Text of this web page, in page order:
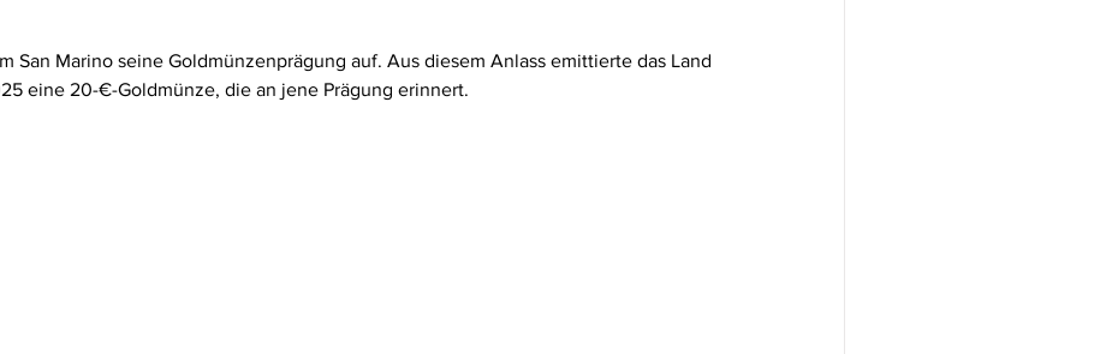
San Marino seine Goldmünzenprägung auf. Aus diesem Anlass emittierte das Land
eine 20-€-Goldmünze, die an jene Prägung erinnert.